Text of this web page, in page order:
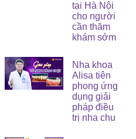
tại Hà Nội
cho người
cần thăm
khám sớm
Nha khoa
Alisa tiên
phong ứng
dụng giải
pháp điều
trị nha chu